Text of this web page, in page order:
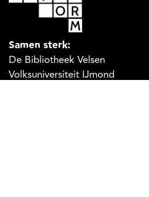
Samen sterk:
De Bibliotheek Velsen
Volksuniversiteit IJmond